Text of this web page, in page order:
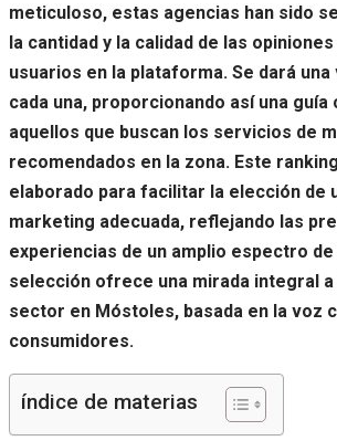
meticuloso, estas agencias han sido
la cantidad y la calidad de las
usuarios en la plataforma. Se dará
cada una, proporcionando así una guía
aquellos que buscan los servicios de
recomendados en la zona. Este
elaborado para facilitar la elección de
marketing adecuada, reflejando las
experiencias de un amplio espectro
selección ofrece una mirada integral
sector en Móstoles, basada en la voz
consumidores.
índice de materias